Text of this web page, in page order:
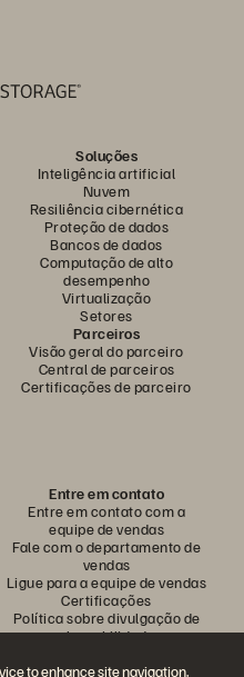
to enhance site navigation,
Soluções
Inteligência artificial
Nuvem
Resiliência cibernética
Proteção de dados
Bancos de dados
Computação de alto
desempenho
Virtualização
Setores
Parceiros
Visão geral do parceiro
Central de parceiros
Certificações de parceiro
Entre em contato
Entre em contato com a
equipe de vendas
Fale com o departamento de
vendas
Ligue para a equipe de vendas
Certificações
Política sobre divulgação de
vulnerabilidades